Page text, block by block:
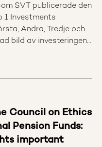
SVT publicerade den
1 Investments
Andra, Tredje och
bild av investeringen.
och bidra med
Council on Ethics
Pension Funds:
important